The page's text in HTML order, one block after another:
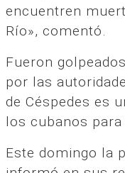
encuentren
Río», comentó.
Fueron
por las
de Céspedes es
los cubanos
Este domingo la